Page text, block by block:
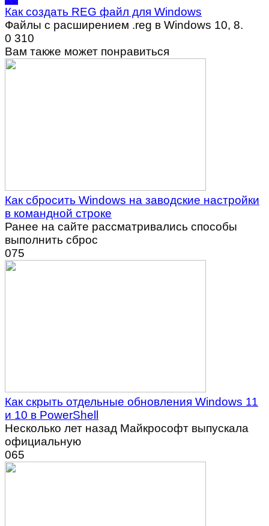
Как создать REG файл для Windows
Файлы с расширением .reg в Windows 10, 8.
0 310
Вам также может понравиться
Как сбросить Windows на заводские настройки
в командной строке
Ранее на сайте рассматривались способы
выполнить сброс
075
Как скрыть отдельные обновления Windows 11
и 10 в PowerShell
Несколько лет назад Майкрософт выпускала
официальную
065